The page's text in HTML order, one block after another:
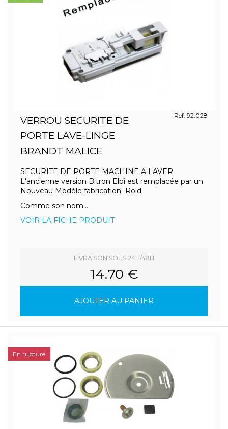
VERROU SECURITE DE
PORTE LAVE-LINGE
BRANDT MALICE
Ref. 92.028
SECURITE DE PORTE MACHINE A LAVER
L'ancienne version Bitron Elbi est remplacée par un
Nouveau Modèle fabrication Rold
Comme son nom...
VOIR LA FICHE PRODUIT
LIVRAISON SOUS 24H/48H
14.70 €
AJOUTER AU PANIER
En rupture